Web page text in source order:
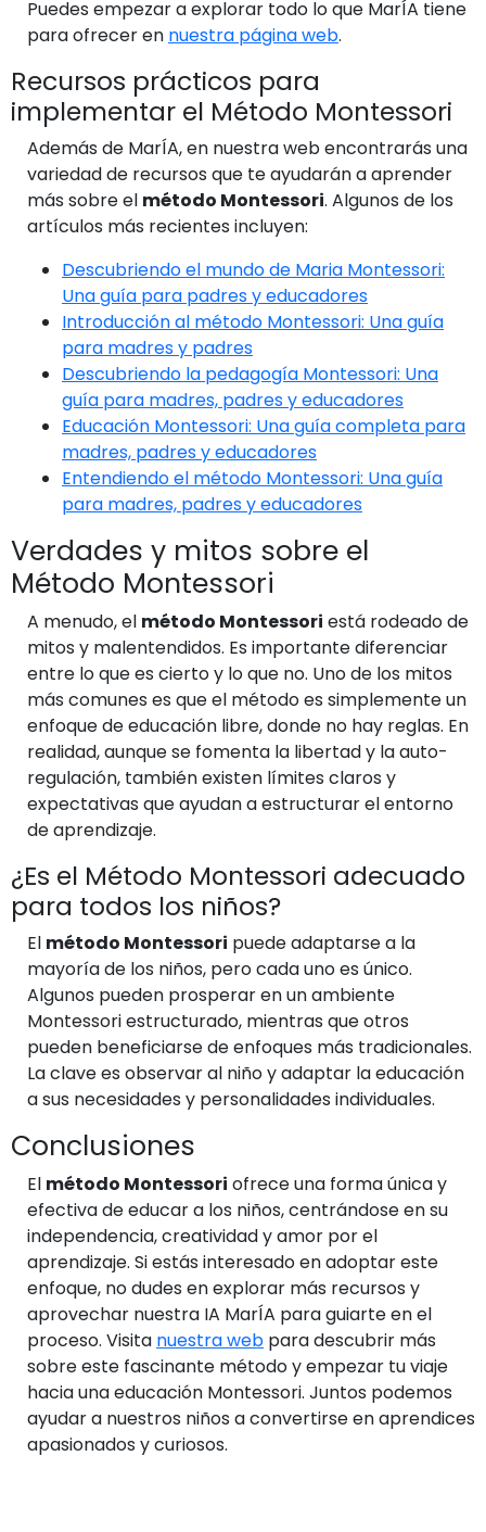
Puedes empezar a explorar todo lo que MarÍA tiene
para ofrecer en nuestra página web.
Recursos prácticos para
implementar el Método Montessori
Además de MarÍA, en nuestra web encontrarás una
variedad de recursos que te ayudarán a aprender
más sobre el método Montessori. Algunos de los
artículos más recientes incluyen:
Descubriendo el mundo de Maria Montessori:
Una guía para padres y educadores
Introducción al método Montessori: Una guía
para madres y padres
Descubriendo la pedagogía Montessori: Una
guía para madres, padres y educadores
Educación Montessori: Una guía completa para
madres, padres y educadores
Entendiendo el método Montessori: Una guía
para madres, padres y educadores
Verdades y mitos sobre el
Método Montessori
A menudo, el método Montessori está rodeado de
mitos y malentendidos. Es importante diferenciar
entre lo que es cierto y lo que no. Uno de los mitos
más comunes es que el método es simplemente un
enfoque de educación libre, donde no hay reglas. En
realidad, aunque se fomenta la libertad y la auto-
regulación, también existen límites claros y
expectativas que ayudan a estructurar el entorno
de aprendizaje.
¿Es el Método Montessori adecuado
para todos los niños?
El método Montessori puede adaptarse a la
mayoría de los niños, pero cada uno es único.
Algunos pueden prosperar en un ambiente
Montessori estructurado, mientras que otros
pueden beneficiarse de enfoques más tradicionales.
La clave es observar al niño y adaptar la educación
a sus necesidades y personalidades individuales.
Conclusiones
El método Montessori ofrece una forma única y
efectiva de educar a los niños, centrándose en su
independencia, creatividad y amor por el
aprendizaje. Si estás interesado en adoptar este
enfoque, no dudes en explorar más recursos y
aprovechar nuestra IA MarÍA para guiarte en el
proceso. Visita nuestra web para descubrir más
sobre este fascinante método y empezar tu viaje
hacia una educación Montessori. Juntos podemos
ayudar a nuestros niños a convertirse en aprendices
apasionados y curiosos.